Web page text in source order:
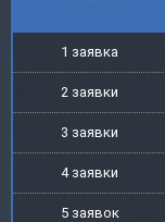
1 заявка
2 заявки
3 заявки
4 заявки
5 заявок